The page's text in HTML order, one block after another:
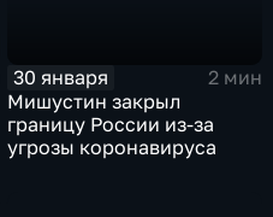
30 января
2 мин
Мишустин закрыл
границу России из-за
угрозы коронавируса